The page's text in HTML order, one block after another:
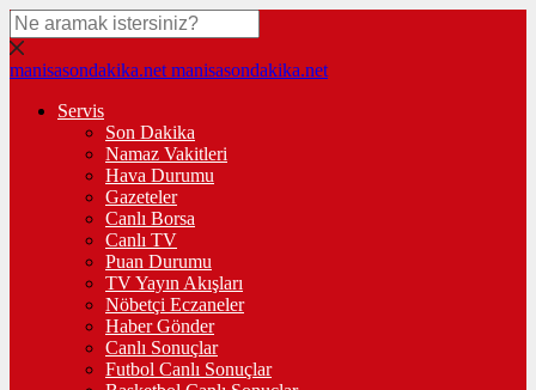
manisasondakika.net manisasondakika.net
Servis
Son Dakika
Namaz Vakitleri
Hava Durumu
Gazeteler
Canlı Borsa
Canlı TV
Puan Durumu
TV Yayın Akışları
Nöbetçi Eczaneler
Haber Gönder
Canlı Sonuçlar
Futbol Canlı Sonuçlar